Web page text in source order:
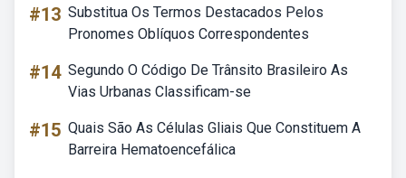
#13 Substitua Os Termos Destacados Pelos
Pronomes Oblíquos Correspondentes
#14 Segundo O Código De Trânsito Brasileiro As
Vias Urbanas Classificam-se
#15 Quais São As Células Gliais Que Constituem A
Barreira Hematoencefálica